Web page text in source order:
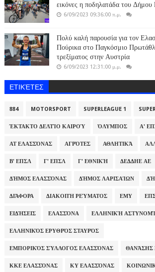
εικόνες η ποδηλατάδα του
6/09/2023 09:36:00 π.μ.
Πολύ καλή παρουσία για τον
Πούρικα στο Παγκόσμιο
τρεξίματος στην Αυστρία
6/09/2023 12:31:00 μ.μ.
ΕΤΙΚΈΤΕΣ
884 MOTORSPORT SUPERLEAGUE 1
ΈΚΤΑΚΤΟ ΔΕΛΤΊΟ ΚΑΙΡΟΎ ΌΛΥΜΠΟΣ Α'
ΑΤ ΕΛΑΣΣΌΝΑΣ ΑΓΡΌΤΕΣ ΑΘΛΗΤΙΚΆ
Β' ΕΠΣΛ Γ' ΕΠΣΛ Γ' ΕΘΝΙΚΉ ΔΕΔΔΗΕ ΑΕ
ΔΉΜΟΣ ΕΛΑΣΣΌΝΑΣ ΔΉΜΟΣ ΛΑΡΙΣΑΊΩΝ
ΔΙΆΦΟΡΑ ΔΙΑΚΟΠΉ ΡΕΎΜΑΤΟΣ ΕΜΥ
ΕΙΔΉΣΕΙΣ ΕΛΑΣΣΌΝΑ ΕΛΛΗΝΙΚΉ
ΕΛΛΗΝΙΚΌΣ ΕΡΥΘΡΌΣ ΣΤΑΥΡΌΣ
ΕΜΠΟΡΙΚΌΣ ΣΎΛΛΟΓΟΣ ΕΛΑΣΣΌΝΑΣ ΘΑΝΆΣΗΣ
ΚΚΕ ΕΛΑΣΣΌΝΑΣ ΚΥ ΕΛΑΣΣΌΝΑΣ